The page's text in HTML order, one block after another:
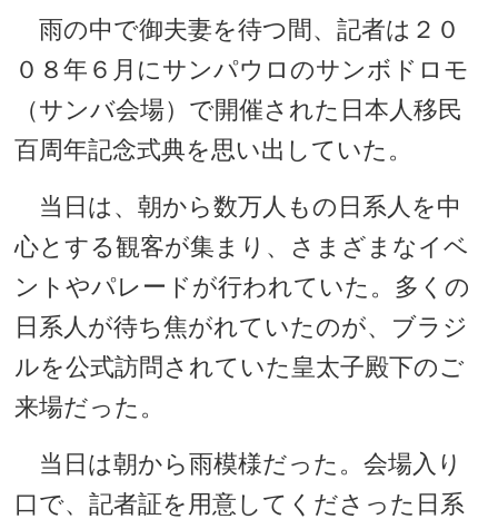
雨の中で御夫妻を待つ間、記者は２０
０８年６月にサンパウロのサンボドロモ
（サンバ会場）で開催された日本人移民
百周年記念式典を思い出していた。
当日は、朝から数万人もの日系人を中
心とする観客が集まり、さまざまなイベ
ントやパレードが行われていた。多くの
日系人が待ち焦がれていたのが、ブラジ
ルを公式訪問されていた皇太子殿下のご
来場だった。
当日は朝から雨模様だった。会場入り
口で、記者証を用意してくださった日系